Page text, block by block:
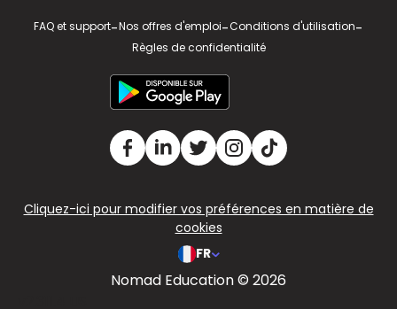
FAQ et support-Nos offres d'emploi-Conditions d'utilisation-
Règles de confidentialité
Cliquez-ici pour modifier vos préférences en matière de
cookies
FR
Nomad Education © 2026